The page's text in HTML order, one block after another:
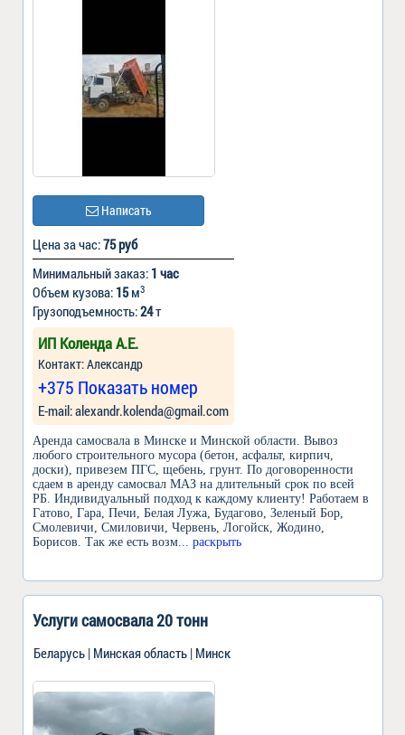
Написать
Цена за час:75 руб
Минимальный заказ: 1 час
Объем кузова: 15м3
Грузоподъемность:24т
ИП Коленда А.Е.
Контакт: Александр
+375 Показать номер
Е-mail: alexandr.kolenda@gmail.com
Аренда самосвала в Минске и Минской области. Вывоз
любого строительного мусора (бетон, асфальт, кирпич,
доски), привезем ПГС, щебень, грунт. По договоренности
сдаем в аренду самосвал МАЗ на длительный срок по всей
РБ. Индивидуальный подход к каждому клиенту! Работаем в
Гатово, Гара, Печи, Белая Лужа, Будагово, Зеленый Бор,
Смолевичи, Смиловичи, Червень, Логойск, Жодино,
Борисов. Так же есть возм... раскрыть
Услуги самосвала 20 тонн
Беларусь | Минская область | Минск